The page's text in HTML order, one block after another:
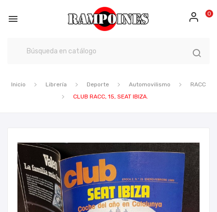
 0
Inicio Librería Deporte Automovilismo
RACC
CLUB RACC, 15, SEAT IBIZA.